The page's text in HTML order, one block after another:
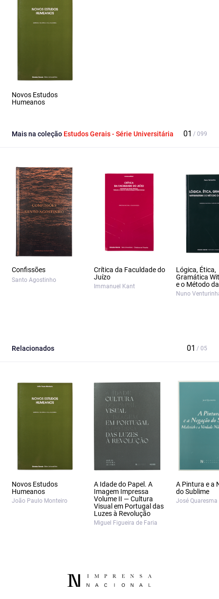
Novos Estudos
Humeanos
Mais na coleção Estudos Gerais - Série Universitária
Confissões
Santo Agostinho
Crítica da Faculdade do
Juízo
Immanuel Kant
Lógica, Ética,
Gramática
e o Método
Nuno
Relacionados
Novos Estudos
Humeanos
João Paulo Monteiro
A Idade do Papel. A
Imagem Impressa
Volume II — Cultura
Visual em Portugal das
Luzes à Revolução
Miguel Figueira de Faria
A Pintura e a
do Sublime
José Quaresma